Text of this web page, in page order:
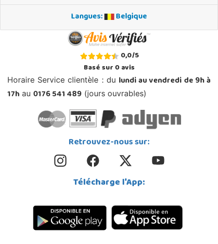
Langues:
Belgique
0,0/5
Basé sur0avis
Horaire Service clientèle : du lundi au vendredi de 9h à
17h au 0176 541 489 (jours ouvrables)
Retrouvez-nous sur:
Télécharge l'App: